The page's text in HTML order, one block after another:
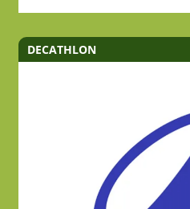
DECATHLON